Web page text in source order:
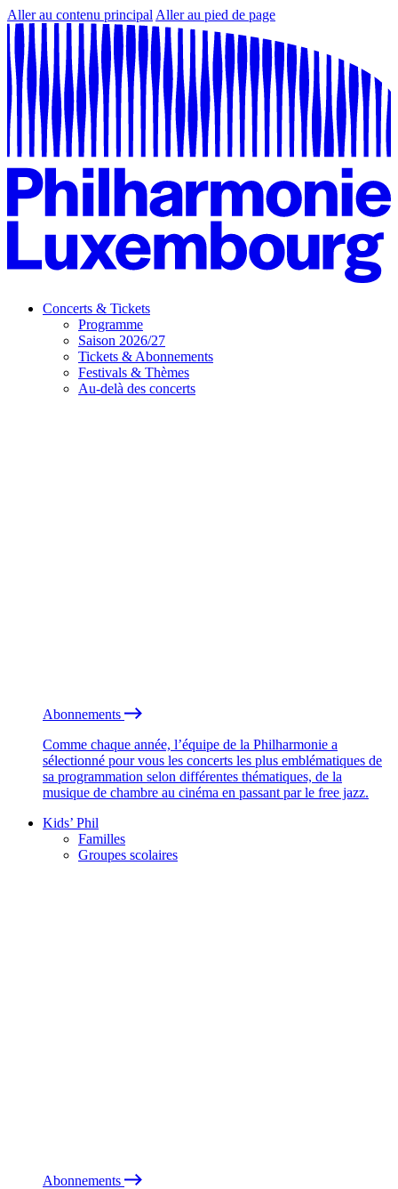
Aller au contenu principal Aller au pied de page
Concerts & Tickets
Programme
Saison 2026/27
Tickets & Abonnements
Festivals & Thèmes
Au-delà des concerts
Abonnements
Comme chaque année, l’équipe de la Philharmonie a
sélectionné pour vous les concerts les plus emblématiques de
sa programmation selon différentes thématiques, de la
musique de chambre au cinéma en passant par le free jazz.
Kids’ Phil
Familles
Groupes scolaires
Abonnements